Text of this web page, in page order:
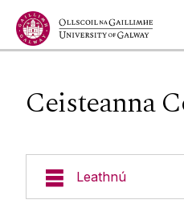
Léim go Ábhar
Ceisteanna
Leathnú